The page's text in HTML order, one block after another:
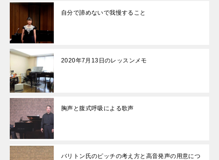
自分で諦めないで我慢すること
2020年7月13日のレッスンメモ
胸声と腹式呼吸による歌声
バリトン氏のピッチの考え方と高音発声の用意につ